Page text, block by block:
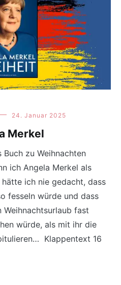
24. Januar 2025
Merkel
zu Weihnachten
ich Angela Merkel als
ich nie gedacht, dass
fesseln würde und dass
fast
würde, als mit ihr die
Klappentext 16